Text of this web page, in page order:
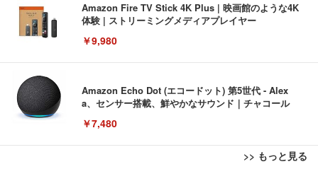
Amazon Fire TV Stick 4K Plus | 映画館のような4K
体験 | ストリーミングメディアプレイヤー
￥9,980
Amazon Echo Dot (エコードット) 第5世代 - Alex
a、センサー搭載、鮮やかなサウンド｜チャコール
￥7,480
>> もっと見る